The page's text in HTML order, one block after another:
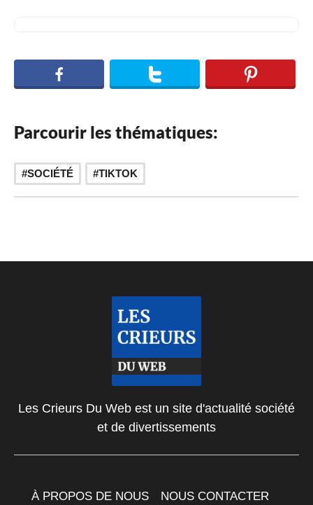
Parcourir les thématiques:
SOCIÉTÉ TIKTOK
Les Crieurs Du Web est un site d'actualité société
et de divertissements
À PROPOS DE NOUS NOUS CONTACTER